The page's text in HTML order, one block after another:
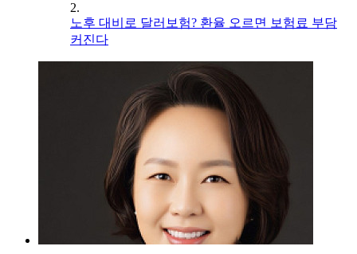
2.
노후 대비로 달러보험? 환율 오르면 보험료 부담
커진다